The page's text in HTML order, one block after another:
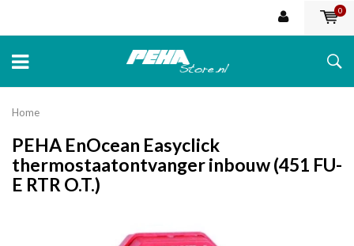
0
Home
PEHA EnOcean Easyclick
thermostaatontvanger inbouw (451 FU-
E RTR O.T.)